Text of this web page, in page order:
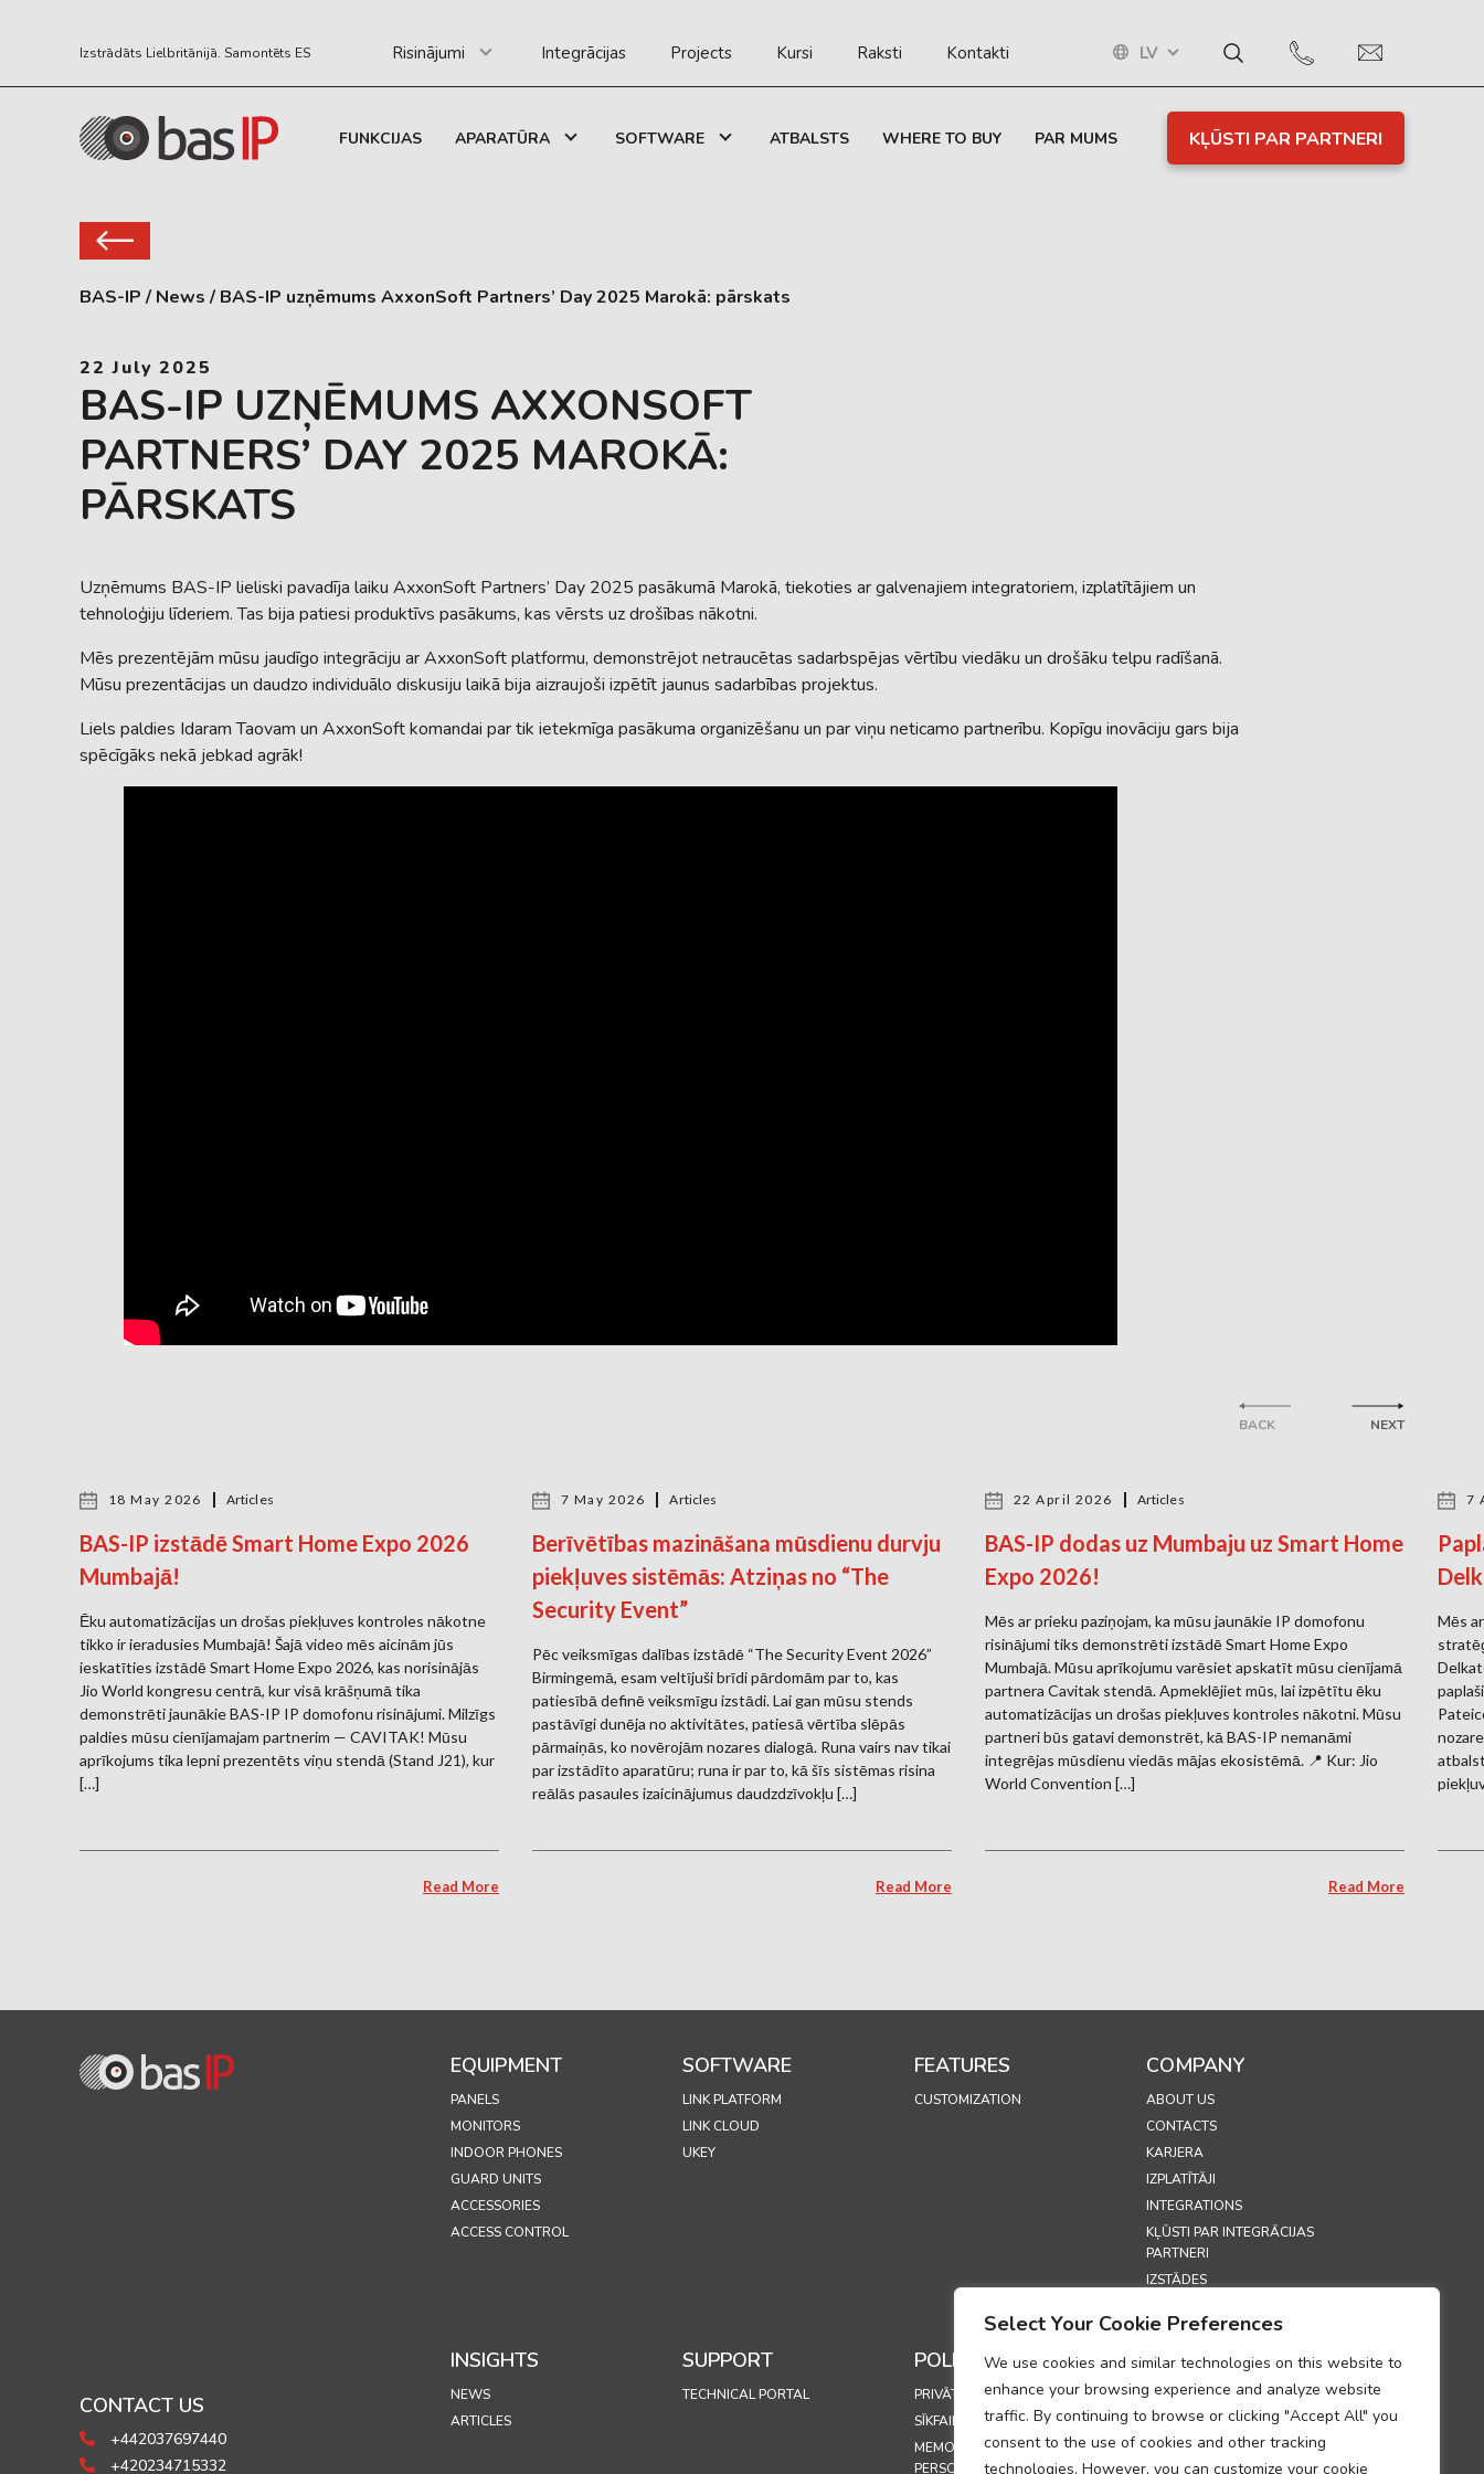
Select Your Cookie Preferences
We use cookies and similar technologies on this website to
enhance your browsing experience and analyze website
traffic. By continuing to browse or clicking "Accept All" you
consent to the use of cookies and other tracking
technologies. However, you can customize your cookie
Izstrādāts Lielbritānijā. Samontēts ES Risinājumi Integrācijas Projects Kursi Raksti Kontakti LV
FUNKCIJAS APARATŪRA SOFTWARE ATBALSTS WHERE TO BUY PAR MUMS KĻŪSTI PAR PARTNERI
BAS-IP / News / BAS-IP uzņēmums AxxonSoft Partners’ Day 2025 Marokā: pārskats
22 July 2025
BAS-IP UZŅĒMUMS AXXONSOFT
PARTNERS’ DAY 2025 MAROKĀ:
PĀRSKATS
Uzņēmums BAS-IP lieliski pavadīja laiku AxxonSoft Partners’ Day 2025 pasākumā Marokā, tiekoties ar galvenajiem integratoriem, izplatītājiem un
tehnoloģiju līderiem. Tas bija patiesi produktīvs pasākums, kas vērsts uz drošības nākotni.
Mēs prezentējām mūsu jaudīgo integrāciju ar AxxonSoft platformu, demonstrējot netraucētas sadarbspējas vērtību viedāku un drošāku telpu radīšanā.
Mūsu prezentācijas un daudzo individuālo diskusiju laikā bija aizraujoši izpētīt jaunus sadarbības projektus.
Liels paldies Idaram Taovam un AxxonSoft komandai par tik ietekmīga pasākuma organizēšanu un par viņu neticamo partnerību. Kopīgu inovāciju gars bija
spēcīgāks nekā jebkad agrāk!
BACK
18 May 2026 Articles
BAS-IP izstādē Smart Home Expo 2026
Mumbajā!
Ēku automatizācijas un drošas piekļuves kontroles nākotne
tikko ir ieradusies Mumbajā! Šajā video mēs aicinām jūs
ieskatīties izstādē Smart Home Expo 2026, kas norisinājās
Jio World kongresu centrā, kur visā krāšņumā tika
demonstrēti jaunākie BAS-IP IP domofonu risinājumi. Milzīgs
paldies mūsu cienījamajam partnerim — CAVITAK! Mūsu
aprīkojums tika lepni prezentēts viņu stendā (Stand J21), kur
[…]
Read More
7 May 2026 Articles
Berīvētības mazināšana mūsdienu durvju
piekļuves sistēmās: Atziņas no “The
Security Event”
Pēc veiksmīgas dalības izstādē “The Security Event 2026”
Birmingemā, esam veltījuši brīdi pārdomām par to, kas
patiesībā definē veiksmīgu izstādi. Lai gan mūsu stends
pastāvīgi dunēja no aktivitātes, patiesā vērtība slēpās
pārmaiņās, ko novērojām nozares dialogā. Runa vairs nav tikai
par izstādīto aparatūru; runa ir par to, kā šīs sistēmas risina
reālās pasaules izaicinājumus daudzdzīvokļu […]
Read More
22 April 2026 Articles
BAS-IP dodas uz Mumbaju uz Smart Home
Expo 2026!
Mēs ar prieku paziņojam, ka mūsu jaunākie IP domofonu
risinājumi tiks demonstrēti izstādē Smart Home Expo
Mumbajā. Mūsu aprīkojumu varēsiet apskatīt mūsu cienījamā
partnera Cavitak stendā. Apmeklējiet mūs, lai izpētītu ēku
automatizācijas un drošas piekļuves kontroles nākotni. Mūsu
partneri būs gatavi demonstrēt, kā BAS-IP nemanāmi
integrējas mūsdienu viedās mājas ekosistēmā. 📍 Kur: Jio
World Convention […]
Read More
7
Mēs
NEXT
CONTACT US
+442037697440
+420234715332
EQUIPMENT
PANELS
MONITORS
INDOOR PHONES
GUARD UNITS
ACCESSORIES
ACCESS CONTROL
SOFTWARE
LINK PLATFORM
LINK CLOUD
UKEY
FEATURES
CUSTOMIZATION
COMPANY
ABOUT US
CONTACTS
KARJERA
IZPLATĪTĀJI
INTEGRATIONS
KĻŪSTI PAR INTEGRĀCIJAS
PARTNERI
IZSTĀDES
INSIGHTS
NEWS
ARTICLES
SUPPORT
TECHNICAL PORTAL
POLICIES
PRIVĀTUMA POLITIKA
SĪKFAILU POLITIKA
MEMORANDS PAR
PERSONAS DATU